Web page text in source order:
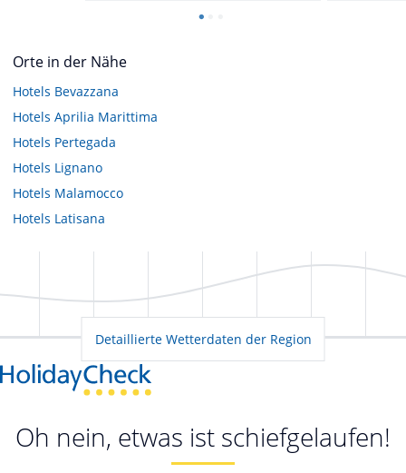
Orte in der Nähe
Hotels Bevazzana
Hotels Aprilia Marittima
Hotels Pertegada
Hotels Lignano
Hotels Malamocco
Hotels Latisana
Detaillierte Wetterdaten der Region
Oh nein, etwas ist schiefgelaufen!